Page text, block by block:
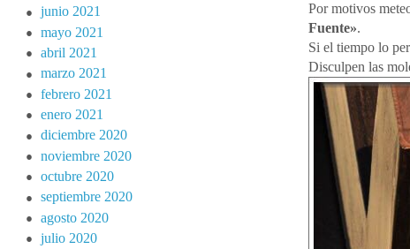
junio 2021
mayo 2021
abril 2021
marzo 2021
febrero 2021
enero 2021
diciembre 2020
noviembre 2020
octubre 2020
septiembre 2020
agosto 2020
julio 2020
Por motivos
Fuente».
Si el tiempo lo
Disculpen las